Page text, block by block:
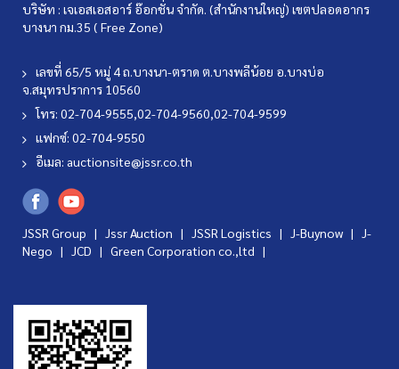
บริษัท : เจเอสเอสอาร์ อ๊อกชั่น จำกัด. (สำนักงานใหญ่) เขตปลอดอากร
บางนา กม.35 ( Free Zone)
เลขที่ 65/5 หมู่ 4 ถ.บางนา-ตราด ต.บางพลีน้อย อ.บางบ่อ
จ.สมุทรปราการ 10560
โทร: 02-704-9555,02-704-9560,02-704-9599
แฟกซ์: 02-704-9550
อีเมล: auctionsite@jssr.co.th
JSSR Group | Jssr Auction | JSSR Logistics | J-Buynow | J-
Nego | JCD | Green Corporation co.,ltd |